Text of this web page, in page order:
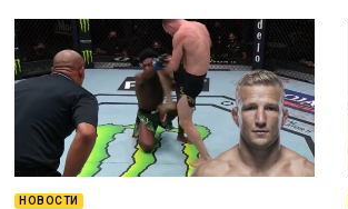
НОВОСТИ